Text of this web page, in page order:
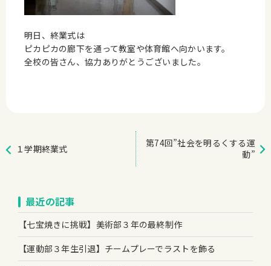
明日、終業式は
ピカピカの廊下を通って教室や体育館へ向かいます。
全校の皆さん、協力ありがとうございました。
１学期終業式
第74回”社会を明るくする運
動”
最近の記事
【七宝焼きに挑戦】美術部３年の最終制作
【運動部３年生引退】チームプレーでラストを飾る